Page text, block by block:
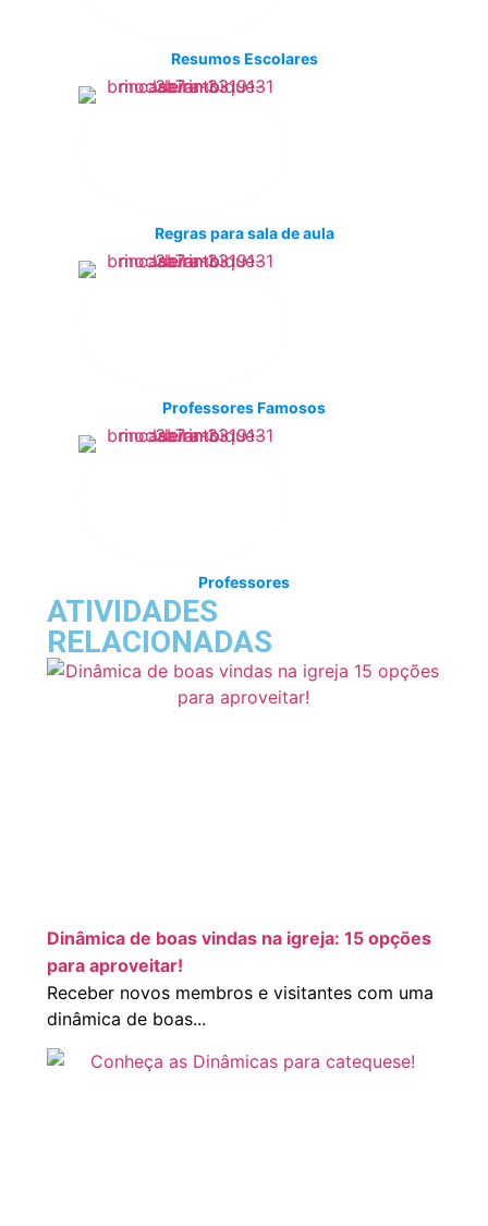
Resumos Escolares
Regras para sala de aula
Professores Famosos
Professores
ATIVIDADES
RELACIONADAS
Dinâmica de boas vindas na igreja: 15 opções
para aproveitar!
Receber novos membros e visitantes com uma
dinâmica de boas...